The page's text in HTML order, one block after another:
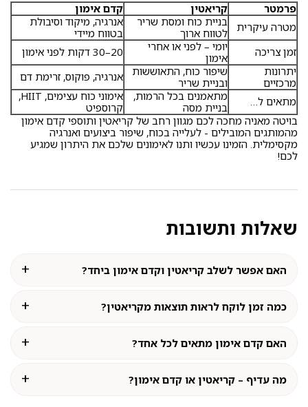
פרמטר קריאטין
קדם אימון
מטרה עיקרית
בניית כוח ומסת שריר
לטווח ארוך
אנרגיה, מיקוד וסיבולת
בטווח מיידי
זמן צריכה
יומי – לפני או אחרי
אימון
20–30 דקות לפני אימון
יתרונות
מרכזיים
שיפור כוח, התאוששות
ובניית שריר
אנרגיה, פוקוס, זרימת דם
מתאים ל…
מתאמנים בכל הרמות,
בניית מסה
אימוני כוח עצימים, HIIT,
קרוספיט
בויטה מאניה מחכה לכם מגוון רחב של קריאטין ותוספי קדם אימון
מהמותגים המובילים - לעלייה בכוח, שיפור ביצועים ואנרגיה
מקסימלית. הזמינו עכשיו ותנו לאימונים שלכם את היתרון שמגיע
לכם!
שאלות ותשובות
האם אפשר לשלב קריאטין וקדם אימון ביחד?
כמה זמן לוקח לראות תוצאות מקריאטין?
האם קדם אימון מתאים לכל אחד?
מה עדיף – קריאטין או קדם אימון?